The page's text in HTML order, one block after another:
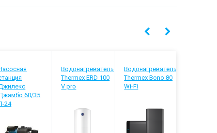
60/35
24
Водонагреватель
Thermex ERD 100
V pro
Водонагреватель
Thermex Bono 80
Wi-Fi